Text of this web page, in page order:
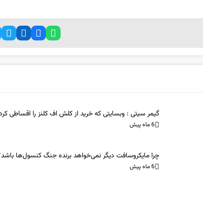
گیمر سیتی : وبسایتی که خرید از کلش اف کلنز را اقساطی
6 ماه پیش
چرا مایکروسافت دیگر نمی‌خواهد برنده جنگ کنسول‌ها
6 ماه پیش